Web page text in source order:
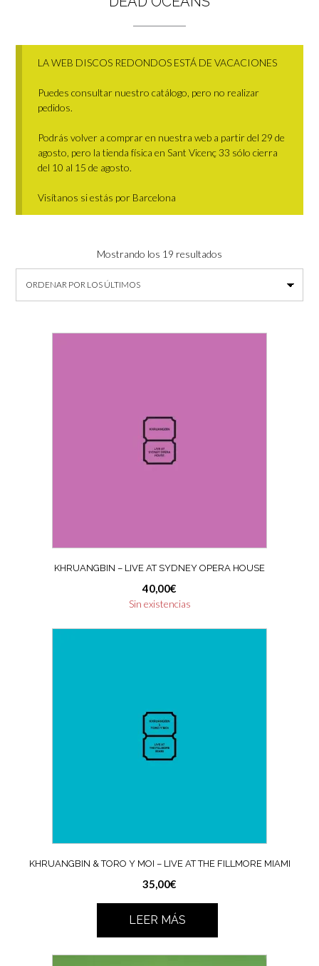
LA WEB DISCOS REDONDOS ESTÁ DE VACACIONES
Puedes consultar nuestro catálogo, pero no realizar
pedidos.
Podrás volver a comprar en nuestra web a partir del 29 de
agosto, pero la tienda física en Sant Vicenç 33 sólo cierra
del 10 al 15 de agosto.
Visítanos si estás por Barcelona
Mostrando los 19 resultados
por
últimos
KHRUANGBIN – LIVE AT SYDNEY OPERA HOUSE
40,00€
Sin existencias
KHRUANGBIN & TORO Y MOI – LIVE AT THE FILLMORE MIAMI
35,00€
LEER MÁS